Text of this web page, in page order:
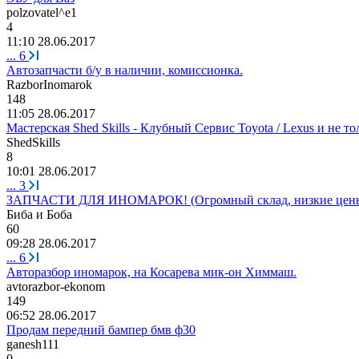
polzovatel^e1
4
11:10 28.06.2017
... 6
Автозапчасти б/у в наличии, комиссионка.
RazborInomarok
148
11:05 28.06.2017
Мастерская Shed Skills - Клубный Сервис Toyota / Lexus и не
ShedSkills
8
10:01 28.06.2017
... 3
ЗАПЧАСТИ ДЛЯ ИНОМАРОК! (Огромный склад, низкие
Биба и Боба
60
09:28 28.06.2017
... 6
Авторазбор иномарок, на Косарева мик-он Химмаш.
avtorazbor-ekonom
149
06:52 28.06.2017
Продам передний бампер бмв ф30
ganesh111